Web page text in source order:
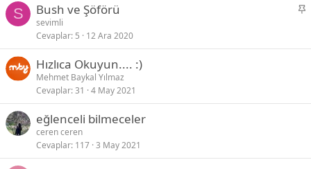
S
S
i
Bush ve Şöförü
sevimli
Cevaplar 5 12 Ara 2020
Hızlıca Okuyun.... :)
Mehmet Baykal Yılmaz
Cevaplar 31 4 May 2021
eğlenceli bilmeceler
ceren ceren
Cevaplar 117 3 May 2021